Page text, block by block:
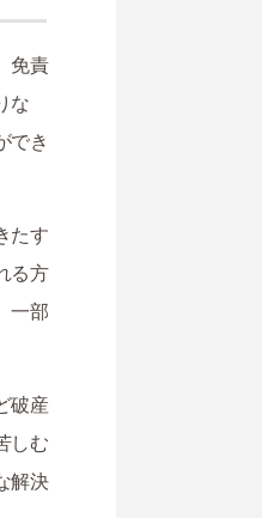
免責
な
でき
たす
る方
一部
破産
しむ
解決